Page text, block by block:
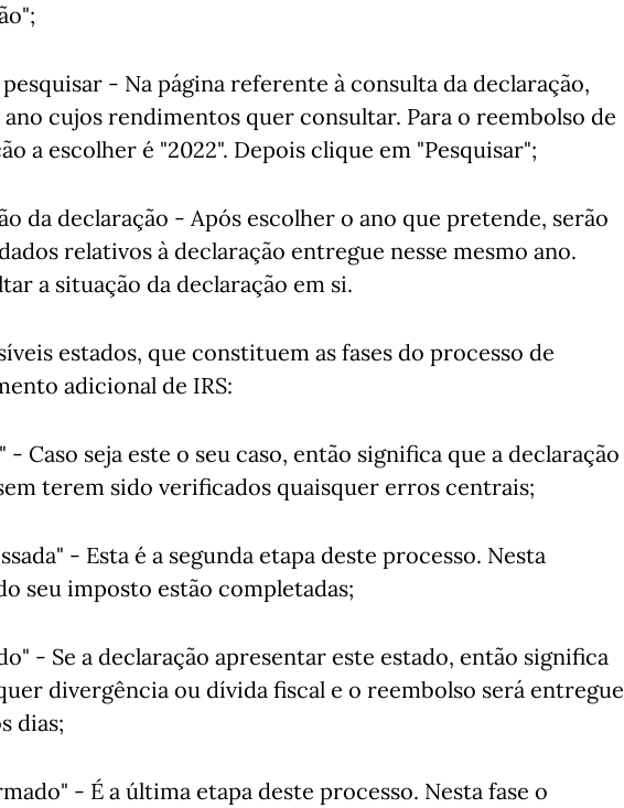
- Na página referente à consulta da declaração,
cujos rendimentos quer consultar. Para o reembolso de
a escolher é "2022". Depois clique em "Pesquisar";
da declaração - Após escolher o ano que pretende, serão
relativos à declaração entregue nesse mesmo ano.
a situação da declaração em si.
estados, que constituem as fases do processo de
adicional de IRS:
Caso seja este o seu caso, então significa que a declaração
terem sido verificados quaisquer erros centrais;
- Esta é a segunda etapa deste processo. Nesta
seu imposto estão completadas;
- Se a declaração apresentar este estado, então significa
divergência ou dívida fiscal e o reembolso será entregue
dias;
- É a última etapa deste processo. Nesta fase o